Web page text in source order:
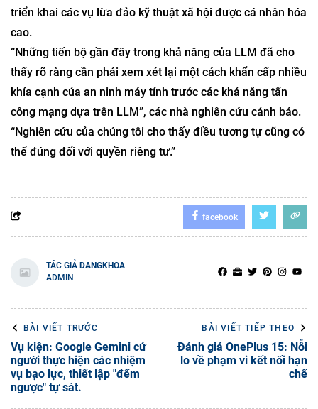
triển khai các vụ lừa đảo kỹ thuật xã hội được cá nhân hóa
cao.
“Những tiến bộ gần đây trong khả năng của LLM đã cho
thấy rõ ràng cần phải xem xét lại một cách khẩn cấp nhiều
khía cạnh của an ninh máy tính trước các khả năng tấn
công mạng dựa trên LLM”, các nhà nghiên cứu cảnh báo.
“Nghiên cứu của chúng tôi cho thấy điều tương tự cũng có
thể đúng đối với quyền riêng tư.”
facebook
TÁC GIẢ DANGKHOA
ADMIN
BÀI VIẾT TRƯỚC
Vụ kiện: Google Gemini cử
người thực hiện các nhiệm
vụ bạo lực, thiết lập "đếm
ngược" tự sát.
BÀI VIẾT TIẾP THEO
Đánh giá OnePlus 15: Nỗi
lo về phạm vi kết nối hạn
chế